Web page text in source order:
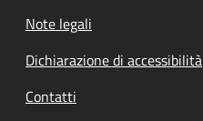
Note legali
Dichiarazione di accessibilità
Contatti